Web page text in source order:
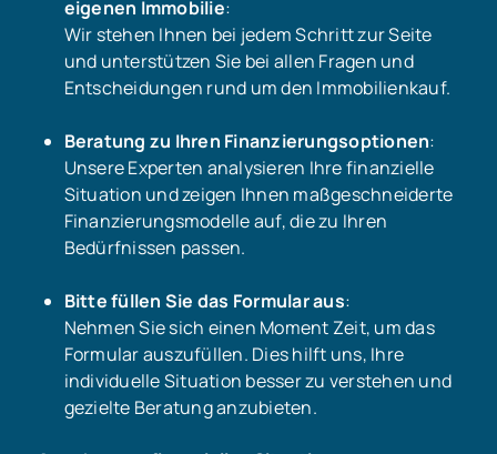
eigenen Immobilie:
Wir stehen Ihnen bei jedem Schritt zur Seite
und unterstützen Sie bei allen Fragen und
Entscheidungen rund um den Immobilienkauf.
Beratung zu Ihren Finanzierungsoptionen:
Unsere Experten analysieren Ihre finanzielle
Situation und zeigen Ihnen maßgeschneiderte
Finanzierungsmodelle auf, die zu Ihren
Bedürfnissen passen.
Bitte füllen Sie das Formular aus:
Nehmen Sie sich einen Moment Zeit, um das
Formular auszufüllen. Dies hilft uns, Ihre
individuelle Situation besser zu verstehen und
gezielte Beratung anzubieten.